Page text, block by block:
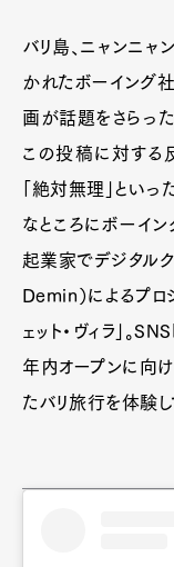
バリ島、ニャンニャ
かれたボーイング
画が話題をさらっ
この投稿に対する
「絶対無理」とい
なところにボーイ
起業家でデジタルク
Demin）によるプロ
ェット・ヴィラ」。
年内オープンに向け
たバリ旅行を体験し